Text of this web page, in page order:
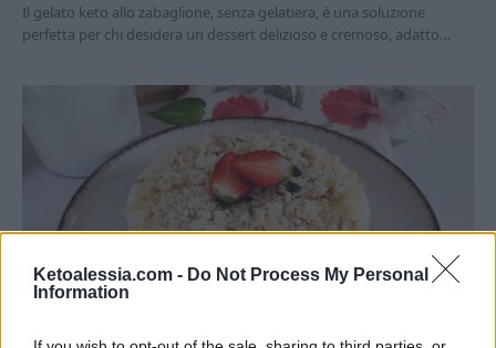
Ketoalessia.com - Do Not Process My Personal
Information
Il gelato keto allo zabaglione, senza gelatiera, è una soluzione
perfetta per chi desidera un dessert delizioso e cremoso, adatto…